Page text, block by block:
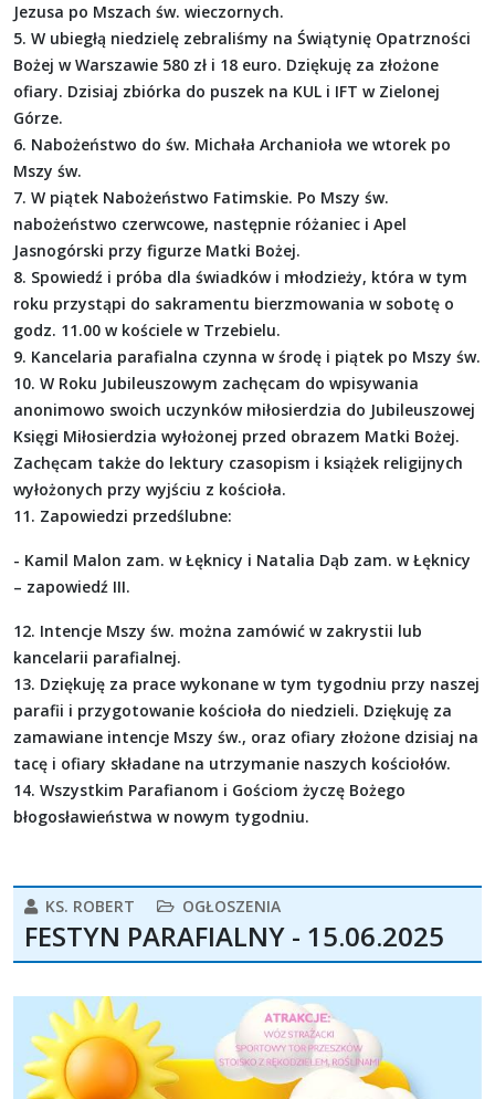
Jezusa po Mszach św. wieczornych.
5. W ubiegłą niedzielę zebraliśmy na Świątynię Opatrzności
Bożej w Warszawie 580 zł i 18 euro. Dziękuję za złożone
ofiary. Dzisiaj zbiórka do puszek na KUL i IFT w Zielonej
Górze.
6. Nabożeństwo do św. Michała Archanioła we wtorek po
Mszy św.
7. W piątek Nabożeństwo Fatimskie. Po Mszy św.
nabożeństwo czerwcowe, następnie różaniec i Apel
Jasnogórski przy figurze Matki Bożej.
8. Spowiedź i próba dla świadków i młodzieży, która w tym
roku przystąpi do sakramentu bierzmowania w sobotę o
godz. 11.00 w kościele w Trzebielu.
9. Kancelaria parafialna czynna w środę i piątek po Mszy św.
10. W Roku Jubileuszowym zachęcam do wpisywania
anonimowo swoich uczynków miłosierdzia do Jubileuszowej
Księgi Miłosierdzia wyłożonej przed obrazem Matki Bożej.
Zachęcam także do lektury czasopism i książek religijnych
wyłożonych przy wyjściu z kościoła.
11. Zapowiedzi przedślubne:
- Kamil Malon zam. w Łęknicy i Natalia Dąb zam. w Łęknicy
– zapowiedź III.
12. Intencje Mszy św. można zamówić w zakrystii lub
kancelarii parafialnej.
13. Dziękuję za prace wykonane w tym tygodniu przy naszej
parafii i przygotowanie kościoła do niedzieli. Dziękuję za
zamawiane intencje Mszy św., oraz ofiary złożone dzisiaj na
tacę i ofiary składane na utrzymanie naszych kościołów.
14. Wszystkim Parafianom i Gościom życzę Bożego
błogosławieństwa w nowym tygodniu.
KS. ROBERT OGŁOSZENIA
FESTYN PARAFIALNY - 15.06.2025